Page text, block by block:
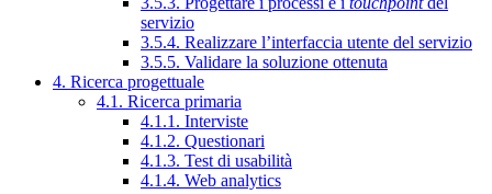
servizio
3.5.4. Realizzare l’interfaccia utente del servizio
3.5.5. Validare la soluzione ottenuta
4. Ricerca progettuale
4.1. Ricerca primaria
4.1.1. Interviste
4.1.2. Questionari
4.1.3. Test di usabilità
4.1.4. Web analytics